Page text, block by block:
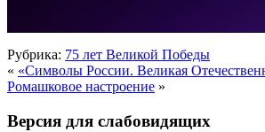
Рубрика: 75 лет Великой Победы
« «Символы России. Великая
Ромашковое настроение »
Версия для слабовидящих